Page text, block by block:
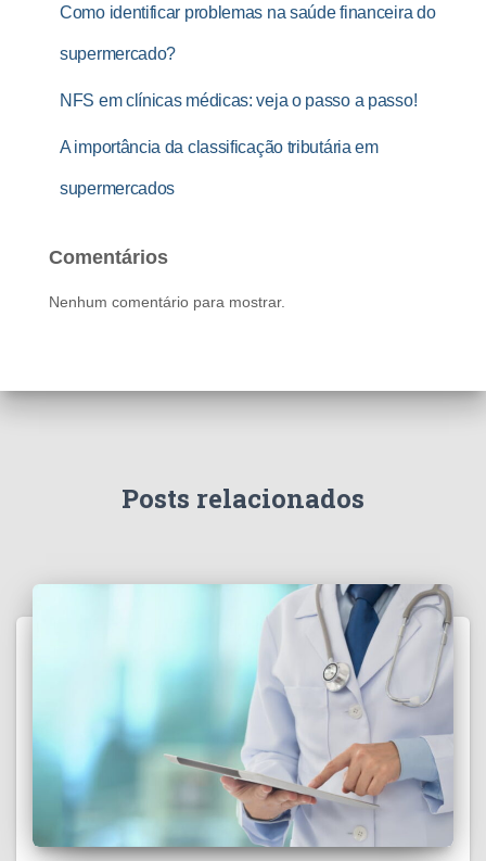
Como identificar problemas na saúde financeira do
supermercado?
NFS em clínicas médicas: veja o passo a passo!
A importância da classificação tributária em
supermercados
Comentários
Nenhum comentário para mostrar.
Posts relacionados